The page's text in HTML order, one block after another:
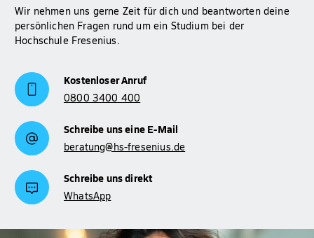
Wir nehmen uns gerne Zeit für dich und beantworten deine
persönlichen Fragen rund um ein Studium bei der
Hochschule Fresenius.
Kostenloser Anruf
0800 3400 400
Schreibe uns eine E-Mail
beratung@hs-fresenius.de
Schreibe uns direkt
WhatsApp